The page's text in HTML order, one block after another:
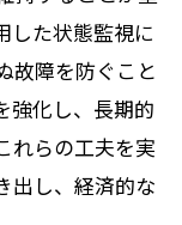
した状態監視に
故障を防ぐこと
強化し、長期的
れらの工夫を実
出し、経済的な